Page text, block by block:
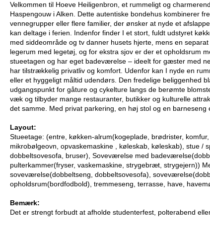
Velkommen til Hoeve Heiligenbron, et rummeligt og
Haspengouw i Alken. Dette autentiske bondehus kombinerer
vennegrupper eller flere familier, der ønsker at nyde et
kan deltage i ferien. Indenfor finder I et stort, fuldt udstyret
med siddeområde og tv danner husets hjerte, mens en
legerum med legetøj, og for ekstra sjov er der et opholdsrum
stueetagen og har eget badeværelse – ideelt for gæster med
har tilstrækkelig privatliv og komfort. Udenfor kan I nyde en
eller et hyggeligt måltid udendørs. Den fredelige beliggenhed
udgangspunkt for gåture og cykelture langs de berømte
væk og tilbyder mange restauranter, butikker og kulturelle
det samme. Med privat parkering, en høj stol og en
Layout:
Stueetage: (entre, køkken-alrum(kogeplade, brødrister,
mikrobølgeovn, opvaskemaskine , køleskab, køleskab), stue
dobbeltsovesofa, bruser), Soveværelse med
pulterkammer(fryser, vaskemaskine, strygebræt, strygejern))
soveværelse(dobbeltseng, dobbeltsovesofa),
opholdsrum(bordfodbold), tremmeseng, terrasse, have,
Bemærk:
Det er strengt forbudt at afholde studenterfest, polterabend